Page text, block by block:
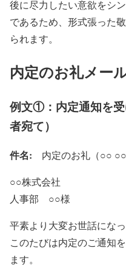
後に尽力したい意欲をシ
であるため、形式張った
られます。
内定のお礼メー
例文①：内定通知を
者宛て）
件名: 内定のお礼（○○ ○○
○○株式会社
人事部 ○○様
平素より大変お世話になっ
このたびは内定のご通知
ます。